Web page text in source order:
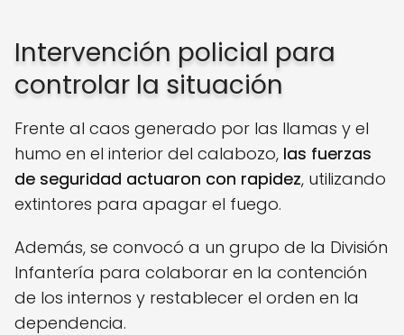
Intervención policial para
controlar la situación
Frente al caos generado por las llamas y el
humo en el interior del calabozo, las fuerzas
de seguridad actuaron con rapidez, utilizando
extintores para apagar el fuego.
Además, se convocó a un grupo de la División
Infantería para colaborar en la contención
de los internos y restablecer el orden en la
dependencia.